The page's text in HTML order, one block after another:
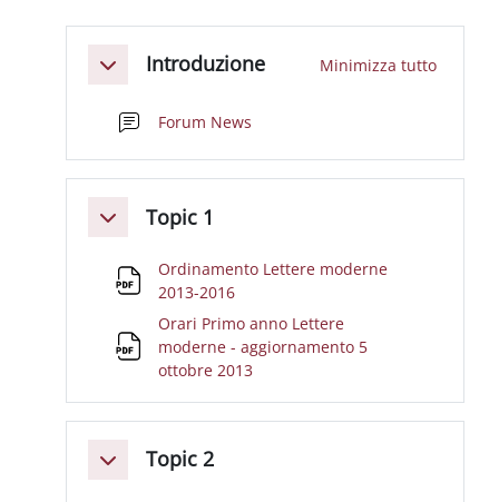
MinimizzaIntroduzione Minimizza tutto
Forum News
Minimizza
Topic 1
Ordinamento Lettere moderne
2013-2016
Orari Primo anno Lettere
moderne - aggiornamento 5
ottobre 2013
MinimizzaTopic 2